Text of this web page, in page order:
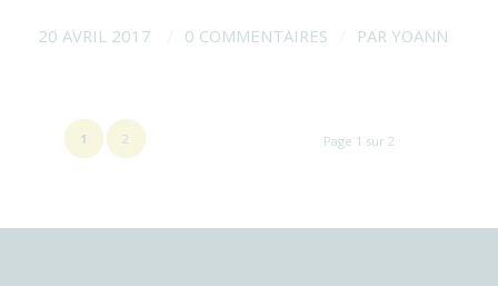
20 AVRIL 2017 0 COMMENTAIRES PAR YOANN
Page 1 sur 2
1 2